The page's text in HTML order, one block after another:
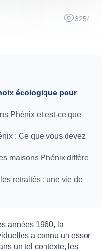
3254
écologique pour
Phénix et est-ce que
: Ce que vous devez
maisons Phénix diffère
retraités : une vie de
années 1960, la
a connu un essor
un tel contexte, les